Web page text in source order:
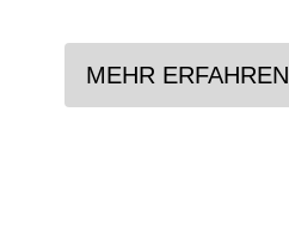
MEHR ERFAHREN